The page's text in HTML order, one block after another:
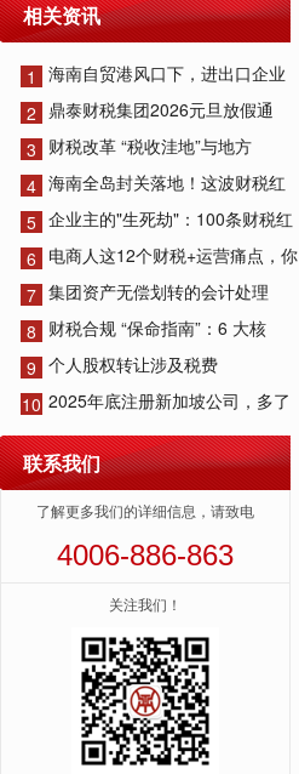
相关资讯
1
海南自贸港风口下，进出口企业
2 鼎泰财税集团2026元旦放假通
3 财税改革 “税收洼地”与地方
4 海南全岛封关落地！这波财税红
5 企业主的"生死劫"：100条财税红
6 电商人这12个财税+运营痛点，你
7 集团资产无偿划转的会计处理
8 财税合规 “保命指南”：6 大核
9 个人股权转让涉及税费
10 2025年底注册新加坡公司，多了
联系我们
了解更多我们的详细信息，请致电
4006-886-863
关注我们！